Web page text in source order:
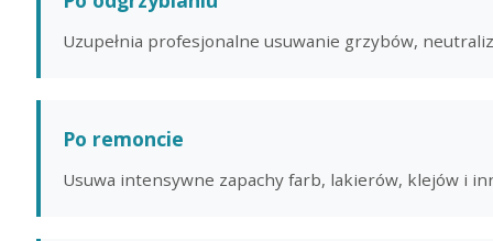
Uzupełnia profesjonalne usuwanie grzybów,
Po remoncie
Usuwa intensywne zapachy farb, lakierów, klejów i